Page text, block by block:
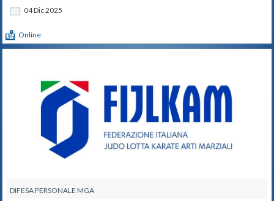
04Dic2025
Online
DIFESA PERSONALE MGA